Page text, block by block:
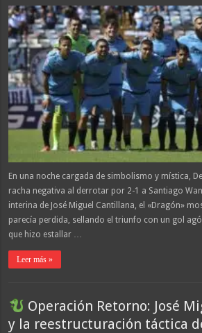
¡Rugido
de
esperanza
en
el
Tierra
de
Cantillana
debuta
con
una
victoria
épica
en
el
último
suspiro
En una noche cargada de simbolismo y mística,
racha negativa al derrotar por 2-1 a Santiago
interina de José Miguel Cantillana, el «Dragón»
parecía perdida, sellando el triunfo con un gol
que hizo estallar …
Leer más »
Operación Retorno: José
y la reestructuración táctica